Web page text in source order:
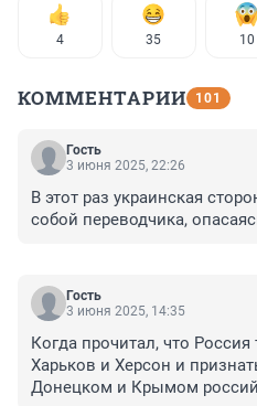
4 35 10
КОММЕНТАРИИ 101
Гость
3 июня 2025, 22:26
В этот раз украинская
собой переводчика,
Гость
3 июня 2025, 14:35
Когда прочитал, что Россия
Харьков и Херсон и
Донецком и Крымом